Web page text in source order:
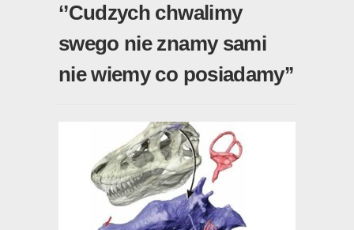
‘’Cudzych chwalimy
swego nie znamy sami
nie wiemy co posiadamy’’